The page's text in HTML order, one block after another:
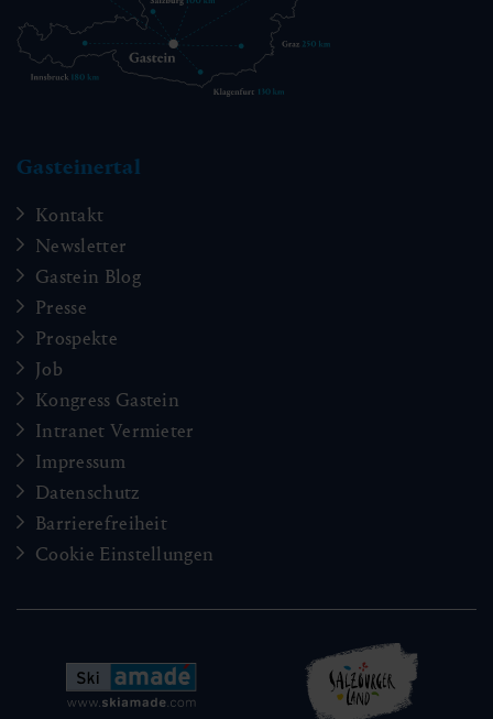
Gasteinertal
Kontakt
Newsletter
Gastein Blog
Presse
Prospekte
Job
Kongress Gastein
Intranet Vermieter
Impressum
Datenschutz
Barrierefreiheit
Cookie Einstellungen